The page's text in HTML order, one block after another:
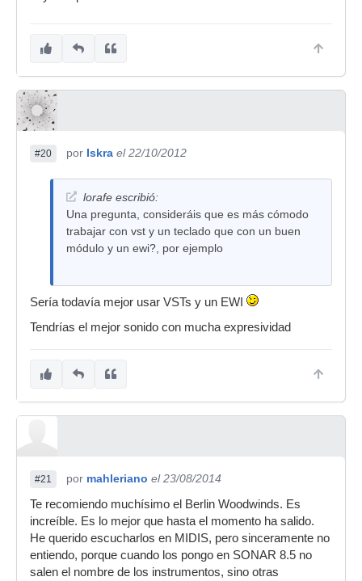
#20 por Iskra el 22/10/2012
lorafe escribió:
Una pregunta, consideráis que es más cómodo
trabajar con vst y un teclado que con un buen
módulo y un ewi?, por ejemplo
Sería todavía mejor usar VSTs y un EWI
Tendrías el mejor sonido con mucha expresividad
#21 por mahleriano el 23/08/2014
Te recomiendo muchísimo el Berlin Woodwinds. Es
increíble. Es lo mejor que hasta el momento ha salido.
He querido escucharlos en MIDIS, pero sinceramente no
entiendo, porque cuando los pongo en SONAR 8.5 no
salen el nombre de los instrumentos, sino otras